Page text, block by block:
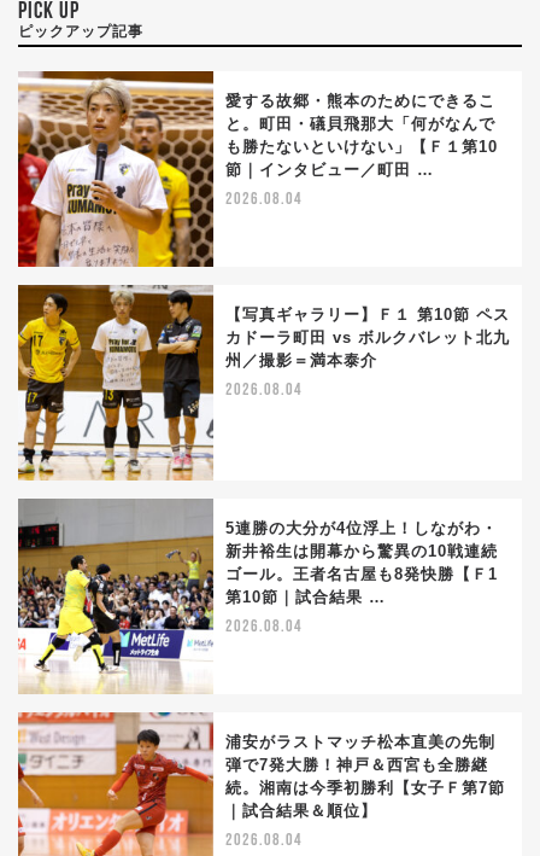
PICK UP
ピックアップ記事
愛する故郷・熊本のためにできるこ
と。町田・礒貝飛那大「何がなんで
も勝たないといけない」【Ｆ１第10
節｜インタビュー／町田 …
2026.08.04
【写真ギャラリー】Ｆ１ 第10節 ペス
カドーラ町田 vs ボルクバレット北九
州／撮影＝満本泰介
2026.08.04
5連勝の大分が4位浮上！しながわ・
新井裕生は開幕から驚異の10戦連続
ゴール。王者名古屋も8発快勝【Ｆ1
第10節｜試合結果 …
2026.08.04
浦安がラストマッチ松本直美の先制
弾で7発大勝！神戸＆西宮も全勝継
続。湘南は今季初勝利【女子Ｆ第7節
｜試合結果＆順位】
2026.08.04